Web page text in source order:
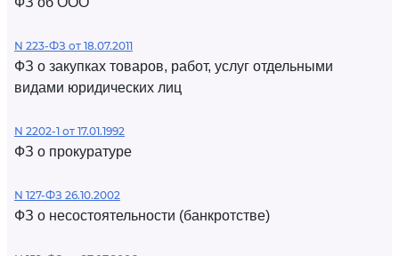
N 223-ФЗ от 18.07.2011
ФЗ о закупках товаров, работ, услуг отдельными
видами юридических лиц
N 2202-1 от 17.01.1992
ФЗ о прокуратуре
N 127-ФЗ 26.10.2002
ФЗ о несостоятельности (банкротстве)